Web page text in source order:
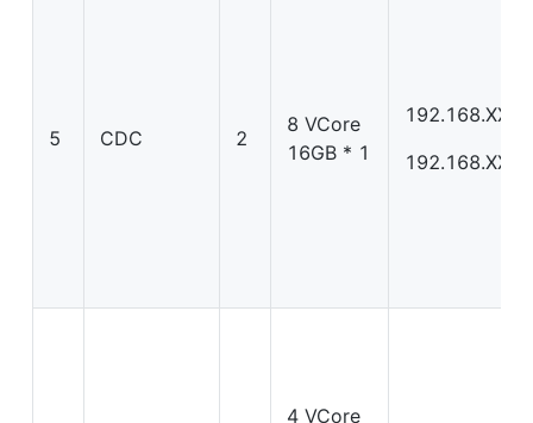
5 CDC 2
8 VCore
16GB * 1
4 VCore